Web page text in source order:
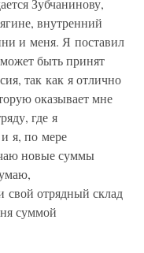
Зубчанинову,
внутренний
и меня. Я поставил
быть принят
так как я отлично
оказывает мне
где я
я, по мере
новые суммы
свой отрядный склад
суммой